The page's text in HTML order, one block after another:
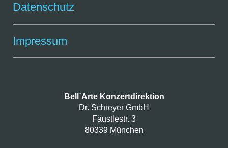
Datenschutz
Impressum
Bell´Arte Konzertdirektion
Dr. Schreyer GmbH
Fäustlestr. 3
80339 München